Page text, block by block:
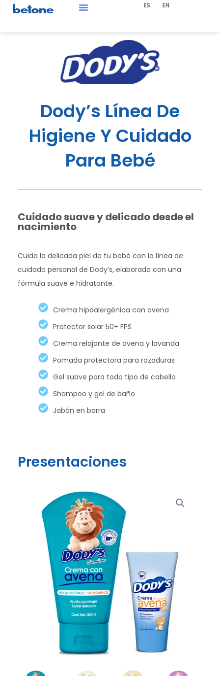
ES EN
Dody’s Línea De
Higiene Y Cuidado
Para Bebé
Cuidado suave y delicado desde el
nacimiento
Cuida la delicada piel de tu bebé con la línea de
cuidado personal de Dody’s, elaborada con una
fórmula suave e hidratante.
Crema hipoalergénica con avena
Protector solar 50+ FPS
Crema relajante de avena y lavanda
Pomada protectora para rozaduras
Gel suave para todo tipo de cabello
Shampoo y gel de baño
Jabón en barra
Presentaciones